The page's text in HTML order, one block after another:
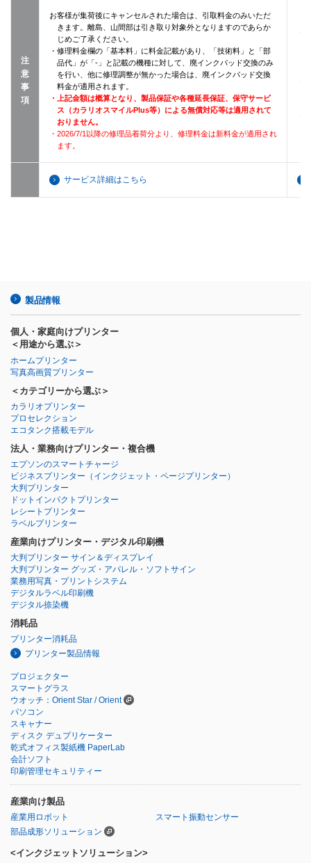
注
意
事
項
お客様が集荷後にキャンセルされた場合は、引取料金のみいただ
きます。離島、山間部は引き取り対象外となりますのであらか
じめご了承ください。
・修理料金欄の「基本料」に料金記載があり、「技術料」と「部
品代」が「-」と記載の機種に対して、廃インクパッド交換のみ
を行い、他に修理調整が無かった場合は、廃インクパッド交換
料金が適用されます。
・上記金額は概算となり、製品保証や各種延長保証、保守サービ
ス（カラリオスマイルPlus等）による無償対応等は適用されて
おりません。
・2026/7/1以降の修理品着荷分より、修理料金は新料金が適用され
ます。
・
・
・
サービス詳細はこちら
製品情報
個人・家庭向けプリンター
＜用途から選ぶ＞
ホームプリンター
写真高画質プリンター
＜カテゴリーから選ぶ＞
カラリオプリンター
プロセレクション
エコタンク搭載モデル
法人・業務向けプリンター・複合機
エプソンのスマートチャージ
ビジネスプリンター （インクジェット・ページプリンター）
大判プリンター
ドットインパクトプリンター
レシートプリンター
ラベルプリンター
産業向けプリンター・デジタル印刷機
大判プリンター サイン＆ディスプレイ
大判プリンター グッズ・アパレル・ソフトサイン
業務用写真・プリントシステム
デジタルラベル印刷機
デジタル捺染機
消耗品
プリンター消耗品
プリンター製品情報
プロジェクター
スマートグラス
ウオッチ：Orient Star / Orient
パソコン
スキャナー
ディスク デュプリケーター
乾式オフィス製紙機 PaperLab
会計ソフト
印刷管理セキュリティー
産業向け製品
産業用ロボット
スマート振動センサー
部品成形ソリューション
<インクジェットソリューション>